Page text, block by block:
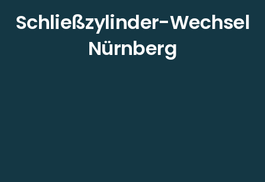
Schließzylinder-Wechsel
Nürnberg